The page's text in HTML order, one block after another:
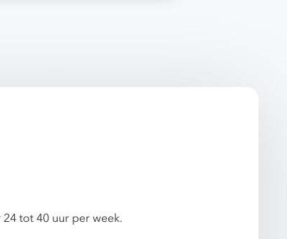
tot 40 uur per week.